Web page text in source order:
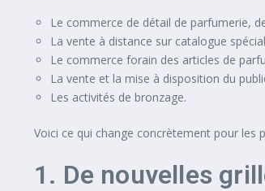
Le commerce de détail de parfumerie,
La vente à distance sur catalogue
Le commerce forain des articles de
La vente et la mise à disposition du
Les activités de bronzage.
Voici ce qui change concrètement pour les
1. De nouvelles